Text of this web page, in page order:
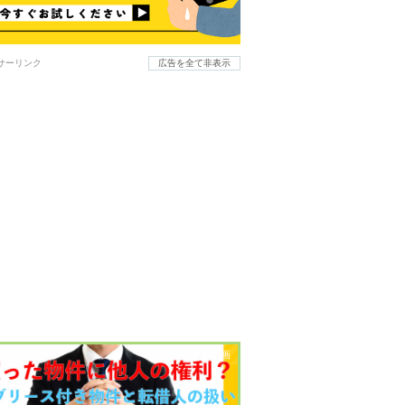
ーリンク 広告を全て非表示